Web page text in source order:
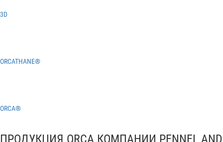
3D
ORCATHANE®
ORCA®
ПРОДУКЦИЯ ORCA КОМПАНИИ PENNEL AND